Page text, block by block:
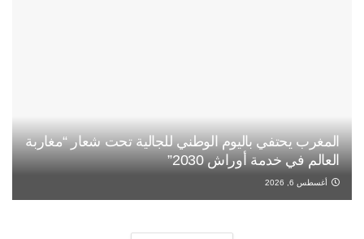
المغرب يحتفي باليوم الوطني للجالية تحت شعار “مغاربة
العالم في خدمة أوراش 2030”
أغسطس 6, 2026